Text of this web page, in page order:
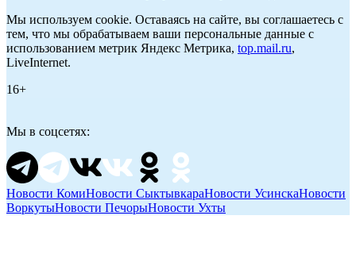
Мы используем cookie. Оставаясь на сайте, вы соглашаетесь с
тем, что мы обрабатываем ваши персональные данные с
использованием метрик Яндекс Метрика, top.mail.ru,
LiveInternet.
16+
Мы в соцсетях:
Новости КомиНовости СыктывкараНовости УсинскаНовости
ВоркутыНовости ПечорыНовости Ухты